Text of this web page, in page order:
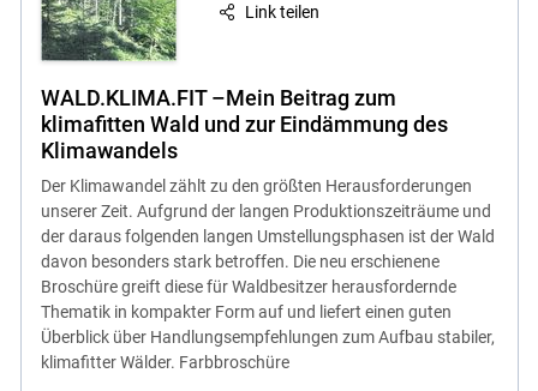
Link teilen
WALD.KLIMA.FIT –Mein Beitrag zum
klimafitten Wald und zur Eindämmung des
Klimawandels
Der Klimawandel zählt zu den größten Herausforderungen
unserer Zeit. Aufgrund der langen Produktionszeiträume und
der daraus folgenden langen Umstellungsphasen ist der Wald
davon besonders stark betroffen. Die neu erschienene
Broschüre greift diese für Waldbesitzer herausfordernde
Thematik in kompakter Form auf und liefert einen guten
Überblick über Handlungsempfehlungen zum Aufbau stabiler,
klimafitter Wälder. Farbbroschüre